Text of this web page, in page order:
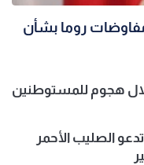
مفاوضات روما بشأن
هجوم للمستوطنين
الصليب الأحمر